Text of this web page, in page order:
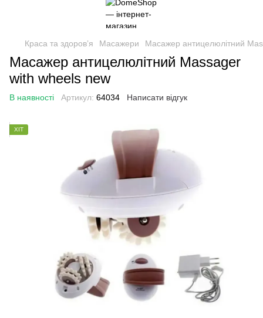
Краса та здоровʼя Масажери Масажер антицелюлітний
Масажер антицелюлітний Massager
with wheels new
В наявності Артикул: 64034 Написати відгук
ХІТ